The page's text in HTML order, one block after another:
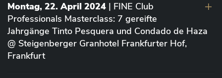
Montag, 22. April 2024 | FINE Club
Professionals Masterclass: 7 gereifte
Jahrgänge Tinto Pesquera und Condado de Haza
@ Steigenberger Granhotel Frankfurter Hof,
Frankfurt